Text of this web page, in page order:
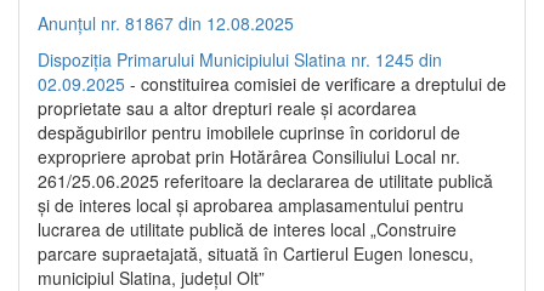
Anunțul nr. 81867 din 12.08.2025
Dispoziția Primarului Municipiului Slatina nr. 1245 din
02.09.2025 - constituirea comisiei de verificare a dreptului de
proprietate sau a altor drepturi reale și acordarea
despăgubirilor pentru imobilele cuprinse în coridorul de
expropriere aprobat prin Hotărârea Consiliului Local nr.
261/25.06.2025 referitoare la declararea de utilitate publică
și de interes local și aprobarea amplasamentului pentru
lucrarea de utilitate publică de interes local „Construire
parcare supraetajată, situată în Cartierul Eugen Ionescu,
municipiul Slatina, județul Olt”